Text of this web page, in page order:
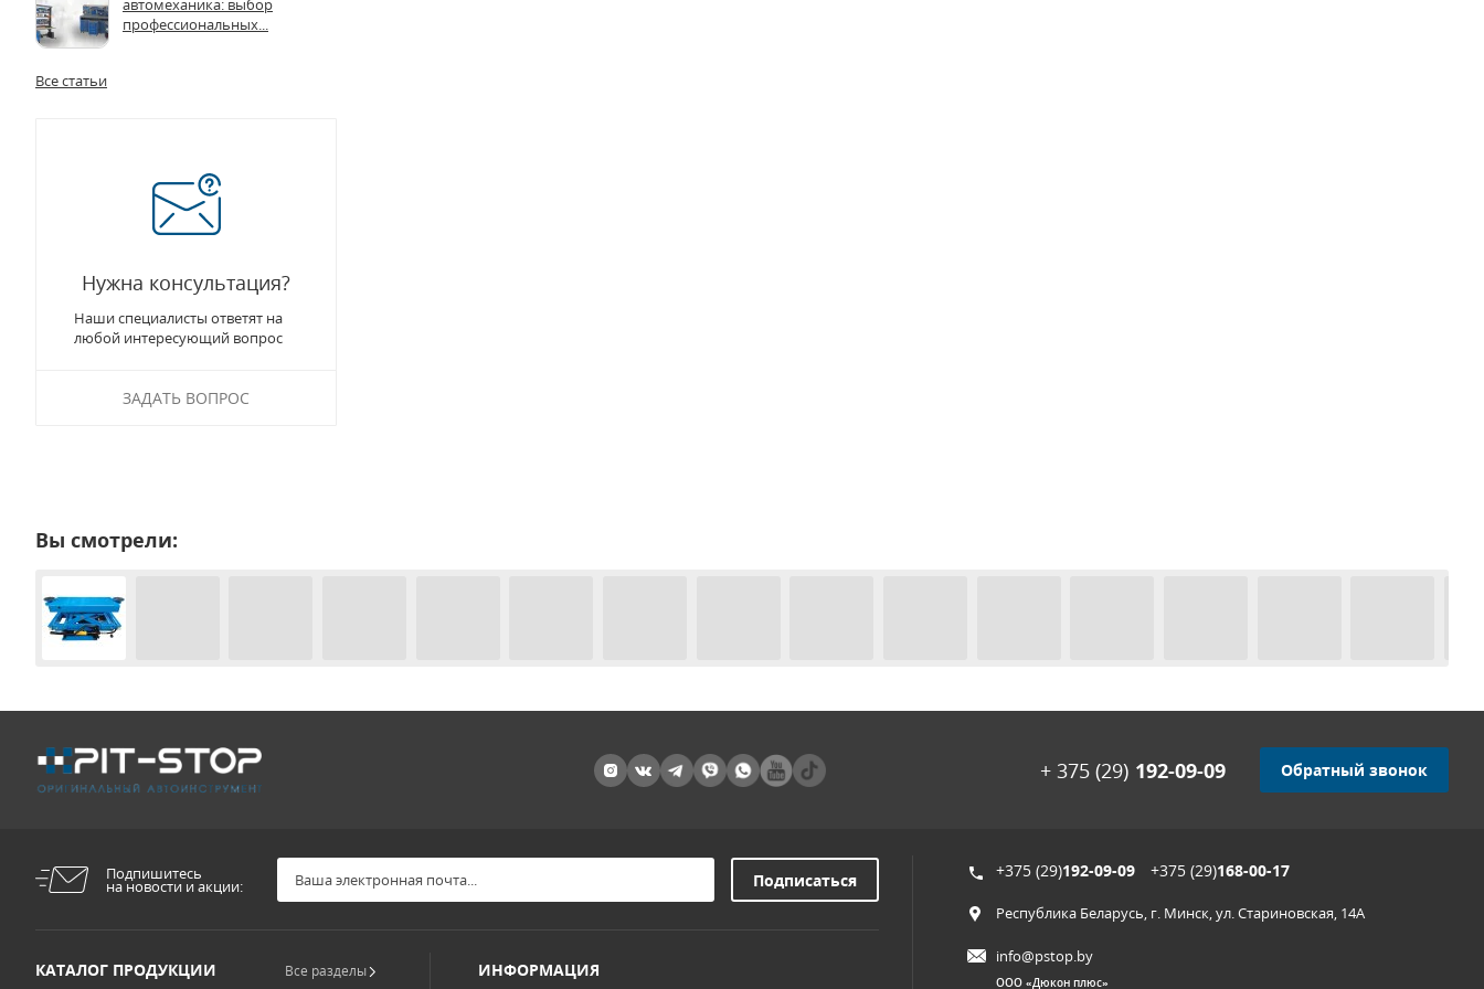
автомеханика: выбор
профессиональных...
Все статьи
Нужна консультация?
Наши специалисты ответят на
любой интересующий вопрос
ЗАДАТЬ ВОПРОС
Вы смотрели:
+ 375 (29) 192-09-09 Обратный звонок
Подпишитесь
на новости и акции:
КАТАЛОГ ПРОДУКЦИИ Все разделы ИНФОРМАЦИЯ
+375 (29)192-09-09 +375 (29)168-00-17
Республика Беларусь, г. Минск, ул. Стариновская, 14А
info@pstop.by
ООО «Дюкон плюс»